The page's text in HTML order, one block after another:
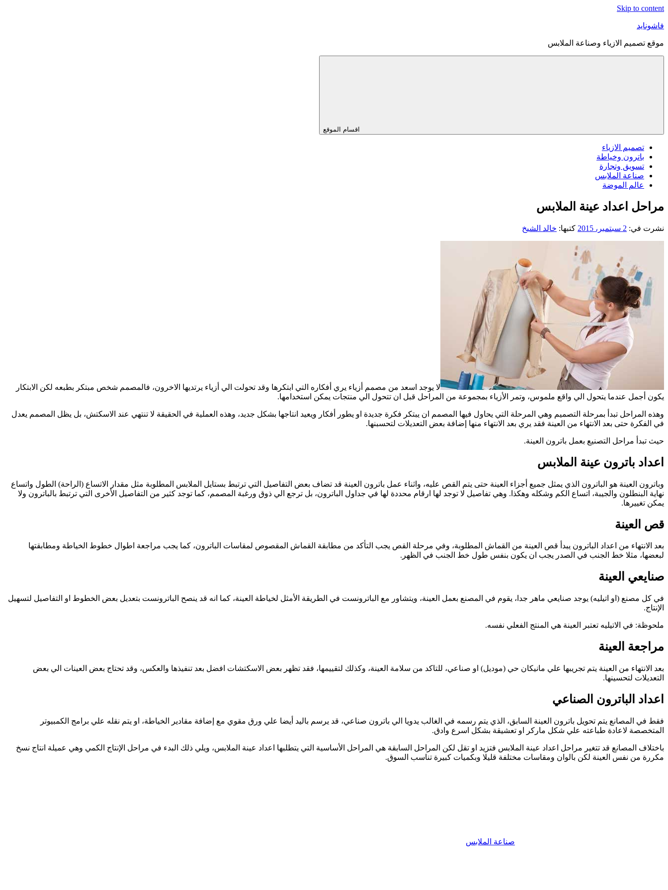
Skip to content
فاشونايد
موقع تصميم الازياء وصناعة الملابس
اقسام الموقع
تصميم الازياء
باترون وخياطة
تسويق وتجارة
صناعة الملابس
عالم الموضة
مراحل اعداد عينة الملابس
نشرت في: 2 سبتمبر، 2015 كتبها: خالد الشيخ
لا يوجد اسعد من مصمم أزياء يري أفكاره التي ابتكرها وقد تحولت الي أزياء يرتديها الاخرون، فالمصمم شخص مبتكر بطبعه لكن الابتكار
يكون أجمل عندما يتحول الي واقع ملموس، وتمر الأزياء بمجموعة من المراحل قبل ان تتحول الي منتجات يمكن استخدامها.
وهذه المراحل تبدأ بمرحلة التصميم وهي المرحلة التي يحاول فيها المصمم ان يبتكر فكرة جديدة او يطور أفكار ويعيد انتاجها بشكل جديد، وهذه العملية في الحقيقة لا تنتهي عند الاسكتش، بل يظل المصمم يعدل
في الفكرة حتى بعد الانتهاء من العينة فقد يري بعد الانتهاء منها إضافة بعض التعديلات لتحسبنها.
حيث تبدأ مراحل التصنيع بعمل باترون العينة.
اعداد باترون عينة الملابس
وباترون العينة هو الباترون الذي يمثل جميع أجزاء العينة حتى يتم القص عليه، واثناء عمل باترون العينة قد تضاف بعض التفاصيل التي ترتبط بستايل الملابس المطلوبة مثل مقدار الاتساع (الراحة) الطول واتساع
نهاية البنطلون والجيبة، اتساع الكم وشكله وهكذا. وهي تفاصيل لا توجد لها ارقام محددة لها في جداول الباترون، بل ترجع الي ذوق ورغبة المصمم، كما توجد كثير من التفاصيل الأخرى التي ترتبط بالباترون ولا
يمكن تغييرها.
قص العينة
بعد الانتهاء من اعداد الباترون يبدأ قص العينة من القماش المطلوبة، وفي مرحلة القص يجب التأكد من مطابقة القماش المقصوص لمقاسات الباترون، كما يجب مراجعة اطوال خطوط الخياطة ومطابقتها
لبعضها، مثلا خط الجنب في الصدر يجب ان يكون بنفس طول خط الجنب في الظهر.
صنايعي العينة
في كل مصنع (او اتيليه) يوجد صنايعي ماهر جدا، يقوم في المصنع بعمل العينة، ويتشاور مع الباترونست في الطريقة الأمثل لخياطة العينة، كما انه قد ينصح الباترونست بتعديل بعض الخطوط او التفاصيل لتسهيل
الإنتاج.
ملحوظة: في الاتيليه تعتبر العينة هي المنتج الفعلي نفسه.
مراجعة العينة
بعد الانتهاء من العينة يتم تجريبها علي مانيكان حي (موديل) او صناعي، للتاكد من سلامة العينة، وكذلك لتقييمها، فقد تظهر بعض الاسكتشات افضل بعد تنفيذها والعكس، وقد تحتاج بعض العينات الي بعض
التعديلات لتحسينها.
اعداد الباترون الصناعي
فقط في المصانع يتم تحويل باترون العينة السابق، الذي يتم رسمه في الغالب يدويا الي باترون صناعي، قد يرسم باليد أيضا علي ورق مقوي مع إضافة مقادير الخياطة، او يتم نقله علي برامج الكمبيوتر
المتخصصة لاعادة طباعته علي شكل ماركر او تعشيقة بشكل اسرع وادق.
باختلاف المصانع قد تتغير مراحل اعداد عينة الملابس فتزيد او تقل لكن المراحل السابقة هي المراحل الأساسية التي يتطلبها اعداد عينة الملابس، ويلي ذلك البدء في مراحل الإنتاج الكمي وهي عميلة انتاج نسخ
مكررة من نفس العينة لكن بالوان ومقاسات مختلفة قليلا وبكميات كبيرة تناسب السوق.
صناعة الملابس